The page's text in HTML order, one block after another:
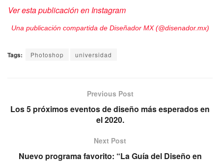
Ver esta publicación en Instagram
Una publicación compartida de Diseñador MX (@disenador.mx)
Tags: Photoshop universidad
Previous Post
Los 5 próximos eventos de diseño más esperados en
el 2020.
Next Post
Nuevo programa favorito: “La Guía del Diseño en